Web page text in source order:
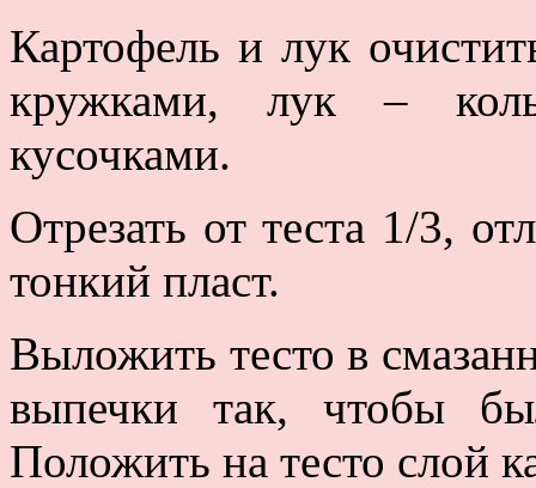
Картофель и лук
кружками, лук –
кусочками.
Отрезать от теста 1/3,
тонкий пласт.
Выложить тесто в
выпечки так, чтобы
Положить на тесто слой